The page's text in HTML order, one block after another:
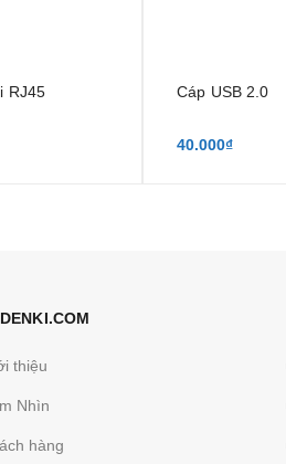
RJ45 Cáp USB 2.0
40.000₫
thiệu
Nhìn
hàng